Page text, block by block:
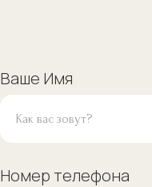
Ваше Имя
Номер телефона